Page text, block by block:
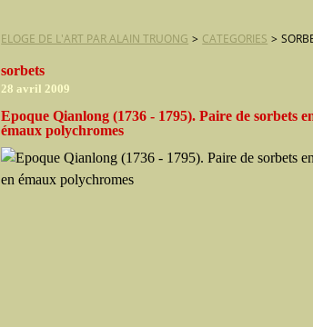
ELOGE DE L'ART PAR ALAIN TRUONG > CATEGORIES >
sorbets
28 avril 2009
Epoque Qianlong (1736 - 1795). Paire de sorbets
émaux polychromes